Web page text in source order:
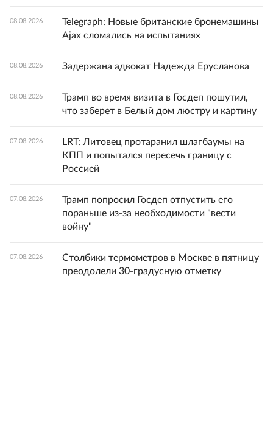
08.08.2026
Telegraph: Новые британские бронемашины
Ajax сломались на испытаниях
08.08.2026 Задержана адвокат Надежда Ерусланова
08.08.2026
Трамп во время визита в Госдеп пошутил,
что заберет в Белый дом люстру и картину
07.08.2026
LRT: Литовец протаранил шлагбаумы на
КПП и попытался пересечь границу с
Россией
07.08.2026
Трамп попросил Госдеп отпустить его
пораньше из-за необходимости "вести
войну"
07.08.2026
Столбики термометров в Москве в пятницу
преодолели 30-градусную отметку